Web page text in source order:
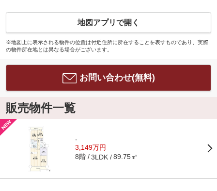
地図アプリで開く
※地図上に表示される物件の位置は付近住所に所在することを表すものであり、実際
の物件所在地とは異なる場合がございます。
お問い合わせ(無料)
販売物件一覧
-
3,149万円
8階 3LDK 89.75㎡